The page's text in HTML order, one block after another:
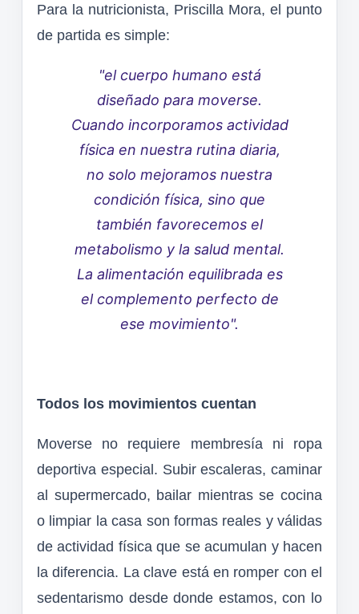
Para la nutricionista, Priscilla Mora, el punto
de partida es simple:
"el cuerpo humano está
diseñado para moverse.
Cuando incorporamos actividad
física en nuestra rutina diaria,
no solo mejoramos nuestra
condición física, sino que
también favorecemos el
metabolismo y la salud mental.
La alimentación equilibrada es
el complemento perfecto de
ese movimiento".
Todos los movimientos cuentan
Moverse no requiere membresía ni ropa
deportiva especial. Subir escaleras, caminar
al supermercado, bailar mientras se cocina
o limpiar la casa son formas reales y válidas
de actividad física que se acumulan y hacen
la diferencia. La clave está en romper con el
sedentarismo desde donde estamos, con lo